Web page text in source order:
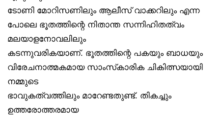
ടോണി മോറിസണിലും ആലീസ് വാക്കറിലും എന്ന
പോലെ ഭൂതത്തിന്റെ നിതാന്ത സന്നിഹിതത്വം
മലയാളനോവലിലും
കടന്നുവരികയാണ്. ഭൂതത്തിന്റെ പകയും ബാധയും
വിരേചനാത്മകമായ സാംസ്‌കാരിക ചികിത്സയായി
നമ്മുടെ
ഭാവുകത്വത്തിലും മാറേണ്ടതുണ്ട്. തികച്ചും
ഉത്തരോത്തരമായ